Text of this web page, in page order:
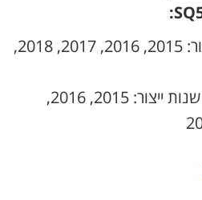
אאודי SQ5 3.0 שנות ייצור: 2015, 2016, 2017, 2018,
אאודי SQ5 3.0 Luxury שנות ייצור: 2015, 2016,